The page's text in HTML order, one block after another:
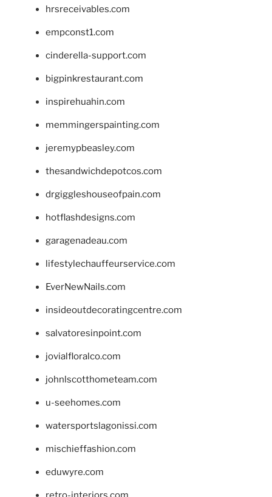
hrsreceivables.com
empconst1.com
cinderella-support.com
bigpinkrestaurant.com
inspirehuahin.com
memmingerspainting.com
jeremypbeasley.com
thesandwichdepotcos.com
drgiggleshouseofpain.com
hotflashdesigns.com
garagenadeau.com
lifestylechauffeurservice.com
EverNewNails.com
insideoutdecoratingcentre.com
salvatoresinpoint.com
jovialfloralco.com
johnlscotthometeam.com
u-seehomes.com
watersportslagonissi.com
mischieffashion.com
eduwyre.com